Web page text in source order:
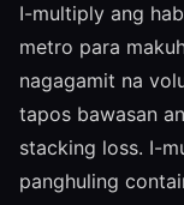
I-multiply ang
metro para
nagagamit na
tapos bawasan
stacking loss. I-
panghuling